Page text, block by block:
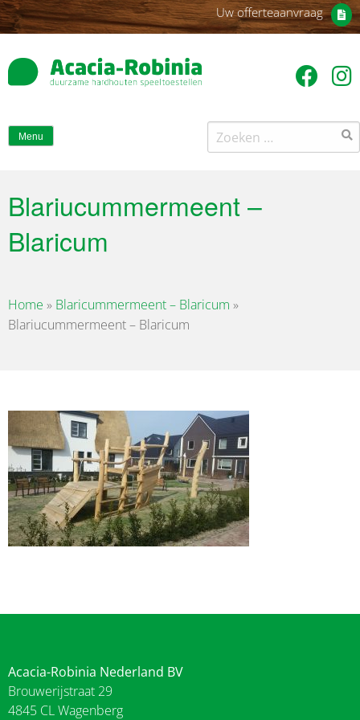
Uw offerteaanvraag
Menu
Zoeken
naar:
Blariucummermeent –
Blaricum
Home » Blaricummermeent – Blaricum »
Blariucummermeent – Blaricum
Acacia-Robinia Nederland BV
Brouwerijstraat 29
4845 CL Wagenberg